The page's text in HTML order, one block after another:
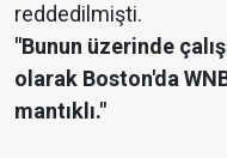
reddedilmişti.
"Bunun üzerinde
olarak Boston'da
mantıklı."